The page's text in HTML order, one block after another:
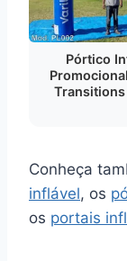
Pórtico
Conheça
inflável, os
os portais